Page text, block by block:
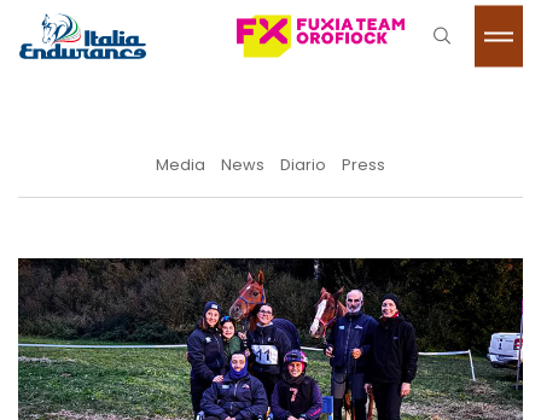
Media News Diario Press